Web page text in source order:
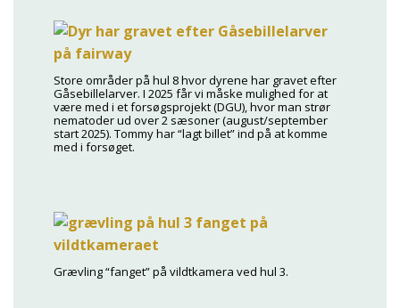
Store områder på hul 8 hvor dyrene har gravet efter
Gåsebillelarver. I 2025 får vi måske mulighed for at
være med i et forsøgsprojekt (DGU), hvor man strør
nematoder ud over 2 sæsoner (august/september
start 2025). Tommy har “lagt billet” ind på at komme
med i forsøget.
Grævling “fanget” på vildtkamera ved hul 3.